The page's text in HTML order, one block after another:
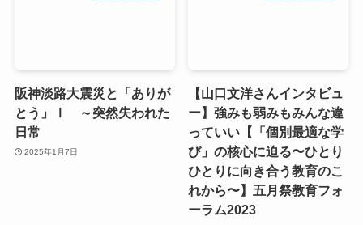
阪神淡路大震災と「ありが
とう」Ⅰ ～突然失われた
日常
2025年1月7日
【山口文洋さんインタビュ
ー】強みも弱みもみんな違
っていい【「個別最適な学
び」の核心に迫る〜ひとり
ひとりに向き合う教育のこ
れから〜】五月祭教育フォ
ーラム2023